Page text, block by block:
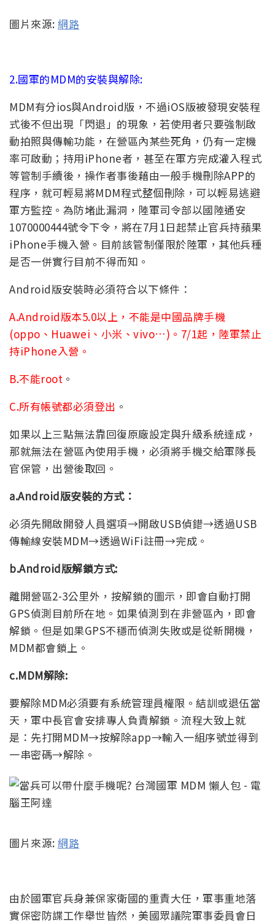
圖片來源: 網路
2.國軍的MDM的安裝與解除:
MDM有分ios與Android版，不過iOS版被發現安裝程
式後不但出現「閃退」的現象，若使用者只要強制啟
動拍照與傳輸功能，在營區內某些死角，仍有一定機
率可啟動；持用iPhone者，甚至在軍方完成灌入程式
等管制手續後，操作者事後藉由一般手機刪除APP的
程序，就可輕易將MDM程式整個刪除，可以輕易逃避
軍方監控。為防堵此漏洞，陸軍司令部以國陸通安
1070000444號令下令，將在7月1日起禁止官兵持蘋果
iPhone手機入營。目前該管制僅限於陸軍，其他兵種
是否一併實行目前不得而知。
Android版安裝時必須符合以下條件：
A.Android版本5.0以上，不能是中國品牌手機
(oppo、Huawei、小米、vivo…)。7/1起，陸軍禁止
持iPhone入營。
B.不能root 。
C.所有帳號都必須登出 。
如果以上三點無法靠回復原廠設定與升級系統達成，
那就無法在營區內使用手機，必須將手機交給軍隊長
官保管，出營後取回。
a.Android版安裝的方式：
必須先開啟開發人員選項→開啟USB偵錯→透過USB
傳輸線安裝MDM→透過WiFi註冊→完成。
b.Android版解鎖方式:
離開營區2-3公里外，按解鎖的圖示，即會自動打開
GPS偵測目前所在地。如果偵測到在非營區內，即會
解鎖。但是如果GPS不穩而偵測失敗或是從新開機，
MDM都會鎖上。
c.MDM解除:
要解除MDM必須要有系統管理員權限。結訓或退伍當
天，軍中長官會安排專人負責解鎖。流程大致上就
是：先打開MDM→按解除app→輸入一組序號並得到
一串密碼→解除。
圖片來源: 網路
由於國軍官兵身兼保家衛國的重責大任，軍事重地落
實保密防諜工作舉世皆然，美國眾議院軍事委員會日